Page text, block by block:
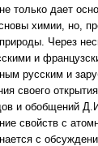
только дает
химии, но,
Через
и
русским и
своего
и обобщений
свойств с
с